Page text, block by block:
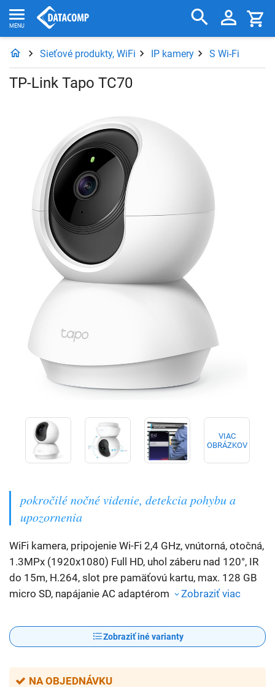
Sieťové produkty, WiFi IP kamery S Wi-Fi
TP-Link Tapo TC70
VIAC
OBRÁZKOV
pokročilé nočné videnie, detekcia pohybu a
upozornenia
WiFi kamera, pripojenie Wi-Fi 2,4 GHz, vnútorná, otočná,
1.3MPx (1920x1080) Full HD, uhol záberu nad 120°, IR
do 15m, H.264, slot pre pamäťovú kartu, max. 128 GB
micro SD, napájanie AC adaptérom
Zobraziť viac
Zobraziť iné varianty
NA OBJEDNÁVKU